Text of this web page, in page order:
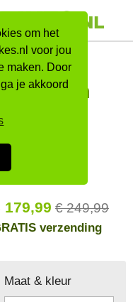
om het
voor jou
maken. Door
je akkoord
4 -
179,99 € 249,99
verzending
Maat & kleur